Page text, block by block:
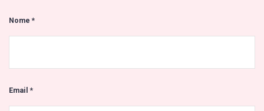
Nome*
Email*